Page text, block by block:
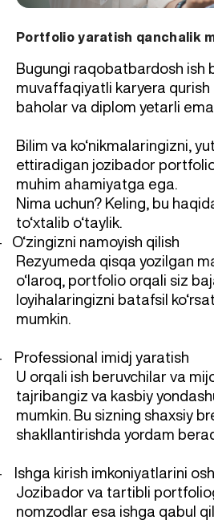
Portfolio yaratish qanchalik
Bugungi raqobatbardosh ish
muvaffaqiyatli karyera qurish
baholar va diplom yetarli
Bilim va ko‘nikmalaringizni,
ettiradigan jozibador
muhim ahamiyatga ega.
Nima uchun? Keling, bu
to‘xtalib o‘taylik.
O‘zingizni namoyish qilish
Rezyumeda qisqa yozilgan
o‘laroq, portfolio orqali siz
loyihalaringizni batafsil
mumkin.
Professional imidj yaratish
U orqali ish beruvchilar va
tajribangiz va kasbiy
mumkin. Bu sizning shaxsiy
shakllantirishda yordam
Ishga kirish imkoniyatlarini
Jozibador va tartibli
nomzodlar esa ishga qabul